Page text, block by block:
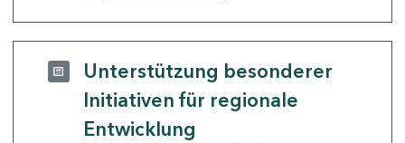
Unterstützung besonderer
Initiativen für regionale
Entwicklung